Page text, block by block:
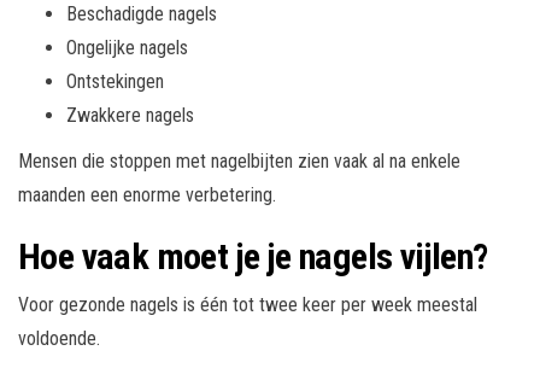
Beschadigde nagels
Ongelijke nagels
Ontstekingen
Zwakkere nagels
Mensen die stoppen met nagelbijten zien vaak al na enkele
maanden een enorme verbetering.
Hoe vaak moet je je nagels vijlen?
Voor gezonde nagels is één tot twee keer per week meestal
voldoende.